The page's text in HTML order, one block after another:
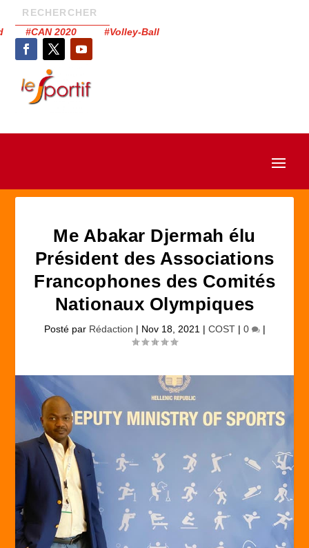
#CAN 2020 #Volley-Ball
Me Abakar Djermah élu
Président des Associations
Francophones des Comités
Nationaux Olympiques
Posté par Rédaction | Nov 18, 2021 | COST| 0 |